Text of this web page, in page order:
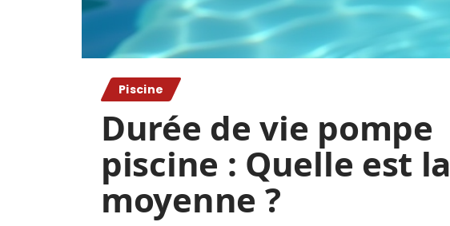
Piscine
Durée de vie pompe
piscine : Quelle est la
moyenne ?